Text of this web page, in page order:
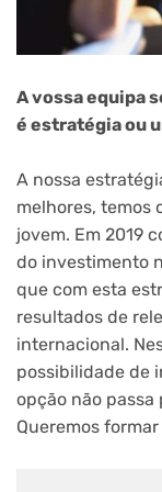
A vossa equipa
é estratégia ou
A nossa
melhores, temos
jovem. Em 2019
do investimento
que com esta
resultados de
internacional.
possibilidade de
opção não
Queremos